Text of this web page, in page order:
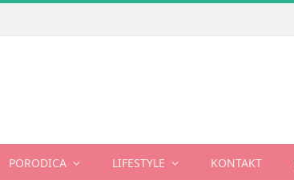
PORODICA LIFESTYLE KONTAKT